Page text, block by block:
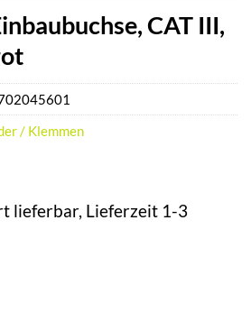
CAT III,
lieferbar, Lieferzeit 1-3
/ Klemmen